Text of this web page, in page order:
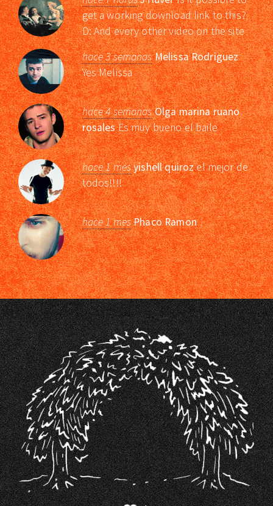
get a working download link to this?
D: And every other video on the site
hace 3 semanasMelissa Rodriguez
Yes Melissa
hace 4 semanasOlga marina ruano
rosalesEs muy bueno el baile
hace 1 mesyishell quirozel mejor de
todos!!!!
hace 1 mesPhaco Ramon